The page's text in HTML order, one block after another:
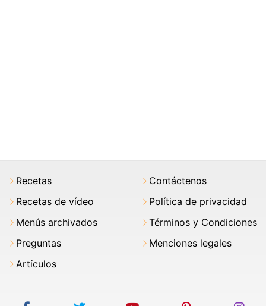
Recetas
Recetas de vídeo
Menús archivados
Preguntas
Artículos
Contáctenos
Política de privacidad
Términos y Condiciones
Menciones legales